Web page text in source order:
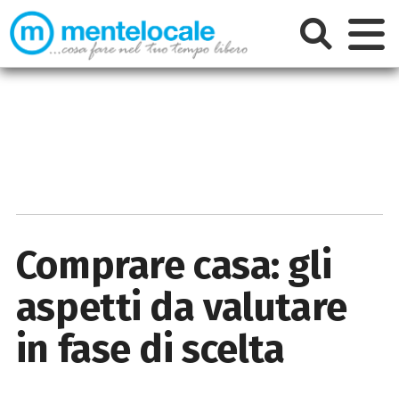
Comprare casa: gli
aspetti da valutare
in fase di scelta